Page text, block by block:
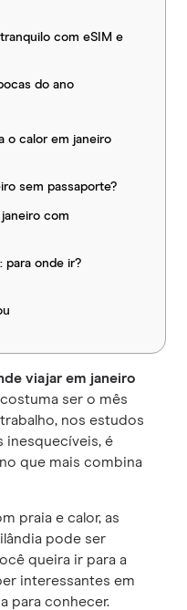
com eSIM e
do ano
o calor em janeiro
sem passaporte?
janeiro com
para onde ir?
viajar em janeiro
costuma ser o mês
nos estudos
inesquecíveis, é
que mais combina
praia e calor, as
pode ser
queira ir para a
interessantes em
para conhecer.